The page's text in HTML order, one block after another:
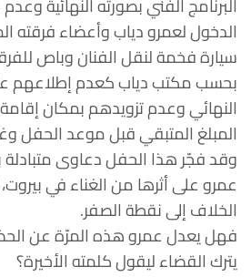
الدخول لعمرو دياب وأعضاء فرقته
سيارة فخمة لنقل الفنان وباص
بحسب مكتب دياب كعدم إطلاعهم
النهائي وعدم تزويدهم بمكان
المبلغ المتبقي قبل موعد الحفل
وقد فجّر هذا الحفل دعاوى متبادلة
عمرو على أثرها من الغناء في
الخلاف إلى نقطة الصفر.
فهل يعدل عمرو هذه المرّة عن
يترك القضاء ليقول كلمته الأخيرة؟